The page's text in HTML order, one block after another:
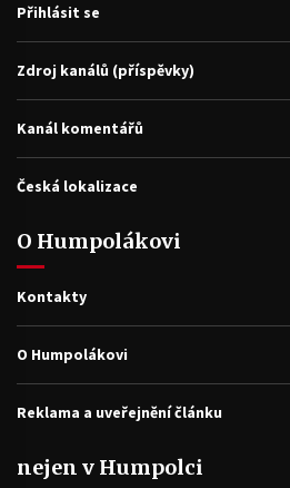
Přihlásit se
Zdroj kanálů (příspěvky)
Kanál komentářů
Česká lokalizace
O Humpolákovi
Kontakty
O Humpolákovi
Reklama a uveřejnění článku
nejen v Humpolci